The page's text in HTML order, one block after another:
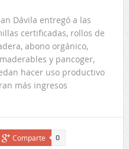
Dávila entregó a las
certificadas, rollos de
abono orgánico,
y pancoger,
hacer uso productivo
más ingresos
Comparte 0